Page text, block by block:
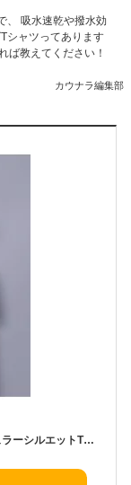
、 吸水速乾や撥水効
シャツってあります
ば教えてください！
カウナラ編集部
Anti Soaked(R) 汗染み防止 クルーネック レギュラーシルエットTシャツ NANO universe ナノユニバース トップス カットソー・Tシャツ グレー ホワイト ブルー ブラック【送料無料】[Rakuten Fashion]